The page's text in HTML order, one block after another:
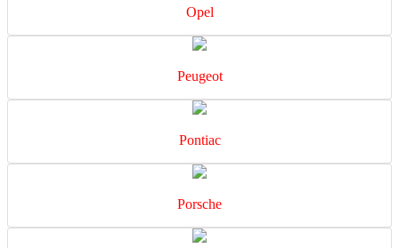
Opel
Peugeot
Pontiac
Porsche